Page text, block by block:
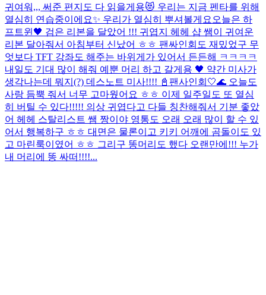
귀여워,,, 써준 편지도 다 읽을게용😻 우리는 지금 펜타를 위해
열심히 연습중이에요✨ 우리가 열심히 뿌셔볼게요 오늘은 하
프트윈🖤 검은 리본을 달았어 !!! 귀엽지 헤헤 샵 쌤이 귀여운
리본 달아줘서 아침부터 신났어 ㅎㅎ 팬싸인회도 재밌었구 무
엇보다 TFT 강좌도 해주는 바위게가 있어서 든든해 ㅋㅋㅋㅋ
내일도 기대 많이 해줘 예뿐 머리 하고 갈게용 🖤 약간 미사가
생각나는데 뭐지(?) 데스노트 미사!!!! 📓 팬사인회🤍🌊 오늘도
사랑 듬뿍 줘서 너무 고마웠어요 ㅎㅎ 이제 일주일도 또 열심
히 버틸 수 있다!!!!! 의상 귀엽다고 다들 칭찬해줘서 기분 좋았
어 헤헤 스탈리스트 쌤 짱이야 영통도 오래 오래 많이 할 수 있
어서 행복하구 ㅎㅎ 대면은 물론이고 키키 어깨에 곰돌이도 있
고 마린룩이였어 ㅎㅎ 그리구 똥머리도 했다 오랜만에!!! 누가
내 머리에 똥 싸떠!!!!...